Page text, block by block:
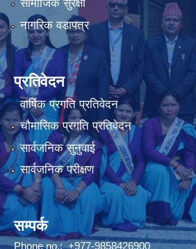
सामाजिक सुरक्षा
नागरिक वडापत्र
प्रतिवेदन
वार्षिक प्रगति प्रतिवेदन
चौमासिक प्रगति प्रतिवेदन
सार्वजनिक सुनुवाई
सार्वजनिक परीक्षण
सम्पर्क
Phone no.: +977-9858426900